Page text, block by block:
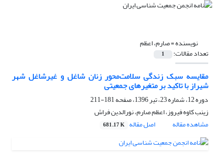
نویسنده =صارم، اعظم
تعداد مقالات: 1
مقایسه سبک زندگی سلامت‌محور زنان شاغل و غیرشاغل شهر
شیراز با تاکید بر متغیرهای جمعیتی
دوره 12، شماره 23، تیر 1396، صفحه
181-211
زینب کاوه فیروز، اعظم صارم، نورالدین فراش
مشاهده مقاله
اصل مقاله 681.17 K